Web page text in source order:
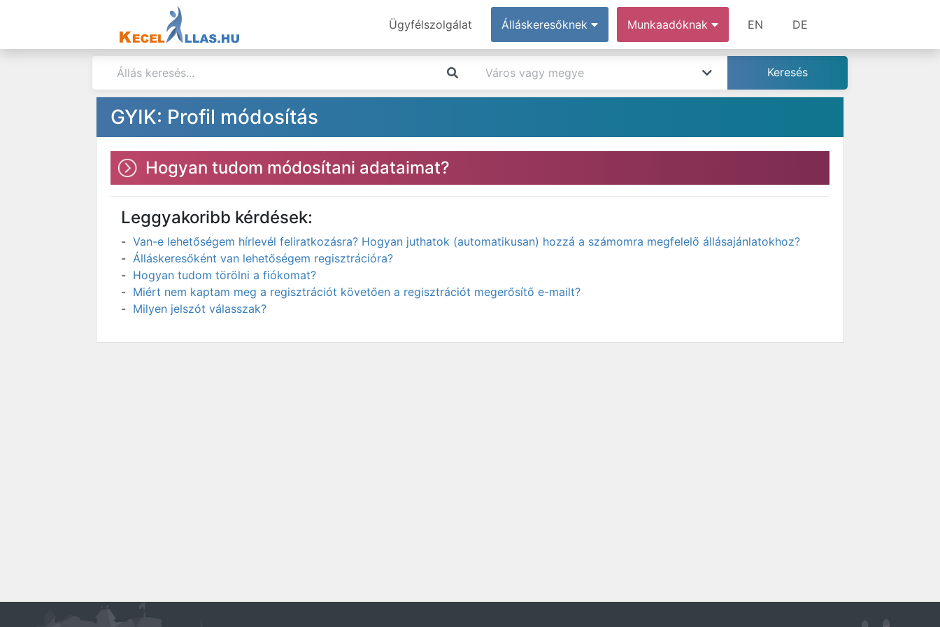
Ügyfélszolgálat Álláskeresőknek Munkaadóknak EN DE
GYIK: Profil módosítás
Hogyan tudom módosítani adataimat?
Leggyakoribb kérdések:
Van-e lehetőségem hírlevél feliratkozásra? Hogyan juthatok (automatikusan) hozzá a számomra megfelelő állásajánlatokhoz?
Álláskeresőként van lehetőségem regisztrációra?
Hogyan tudom törölni a fiókomat?
Miért nem kaptam meg a regisztrációt követően a regisztrációt megerősítő e-mailt?
Milyen jelszót válasszak?